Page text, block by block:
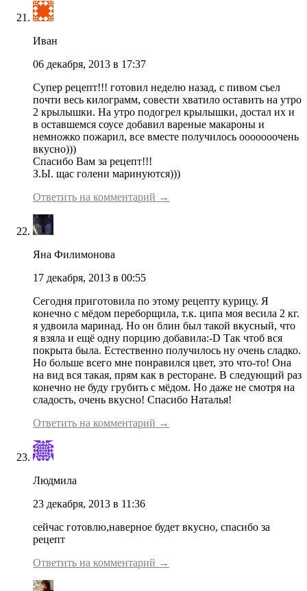
Иван
06 декабря, 2013 в 17:37
Супер рецепт!!! готовил неделю назад, с пивом съел
почти весь килограмм, совести хватило оставить на утро
2 крылышки. На утро подогрел крылышки, достал их и
в оставшемся соусе добавил вареные макароны и
немножко пожарил, все вместе получилось ооооооочень
вкусно)))
Спасибо Вам за рецепт!!!
З.Ы. щас голени маринуются)))
Ответить на комментарий →
Яна Филимонова
17 декабря, 2013 в 00:55
Сегодня приготовила по этому рецепту курицу. Я
конечно с мёдом переборщила, т.к. ципа моя весила 2 кг.
я удвоила маринад. Но он блин был такой вкусный, что
я взяла и ещё одну порцию добавила:-D Так чтоб вся
покрыта была. Естественно получилось ну очень сладко.
Но больше всего мне понравился цвет, это что-то! Она
на вид вся такая, прям как в ресторане. В следующий раз
конечно не буду грубить с мёдом. Но даже не смотря на
сладость, очень вкусно! Спасибо Наталья!
Ответить на комментарий →
Людмила
23 декабря, 2013 в 11:36
сейчас готовлю,наверное будет вкусно, спасибо за
рецепт
Ответить на комментарий →